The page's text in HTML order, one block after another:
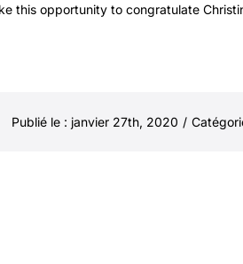
this opportunity to congratulate
Publié le : janvier 27th, 2020 /